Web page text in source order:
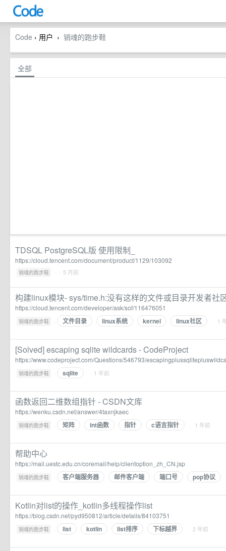
Code › 用户 › 销魂的跑步鞋
全部
TDSQL PostgreSQL版 使用限制_
https://cloud.tencent.com/document/product/1129/103092
销魂的跑步鞋 · · 5 月前
构建linux模块- sys/time.h:没有这样的文件或目录开发者社
https://cloud.tencent.com/developer/ask/sof/116476051
销魂的跑步鞋 · 文件目录 linux系统 kernel linux社区 · 1
[Solved] escaping sqlite wildcards - CodeProject
https://www.codeproject.com/Questions/546793/
销魂的跑步鞋 · sqlite · 1 年前
函数返回二维数组指针 - CSDN文库
https://wenku.csdn.net/answer/4taxnjkaec
销魂的跑步鞋 · 矩阵 int函数 指针 c语言指针 · 1 年前
帮助中心
https://mail.uestc.edu.cn/coremail/help/clientoption_zh_CN.jsp
销魂的跑步鞋 · 客户端服务器 邮件客户端 端口号 pop协议
Kotlin对list的操作_kotlin多线程操作list
https://blog.csdn.net/pyd950812/article/details/84103751
销魂的跑步鞋 · list kotlin list排序 下标越界 · 2 年前